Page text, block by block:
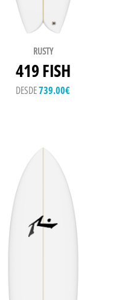
RUSTY
419 FISH
DESDE739.00€